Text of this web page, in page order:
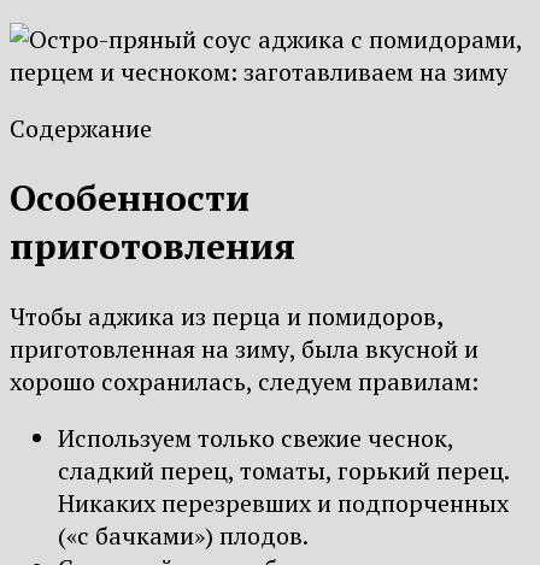
Содержание
Особенности
приготовления
Чтобы аджика из перца и помидоров,
приготовленная на зиму, была вкусной и
хорошо сохранилась, следуем правилам:
Используем только свежие чеснок,
сладкий перец, томаты, горький перец.
Никаких перезревших и подпорченных
(«с бачками») плодов.